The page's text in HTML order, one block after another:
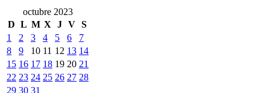
octubre 2023
D L M X J V S
1
2 3 4 5 6
7
8
9 10 11 12 13 14
15 16 17 18 19 20 21
22 23 24 25 26 27 28
29 30 31